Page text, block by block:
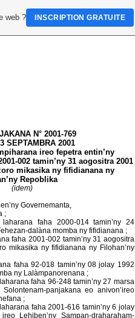
N° 2001-769
SEPTAMBRA 2001
ireo fepetra entin’ny
002 tamin’ny 31 aogositra 2001
mikasika ny fifidianana ny
Repoblika
(idem)
Governemanta,
;
faha 2000-014 tamin’ny 24
dalàna momba ny fifidianana ;
faha 2001-002 tamin’ny 31 aogositra
mikasika ny fifidianana ny Filohan’ny
faha 92-018 tamin’ny 08 jolay 1992
ny Lalàmpanorenana ;
faha 96-248 tamin’ny 27 marsa
panjakana eo anivon’ireo
;
faha 2001-616 tamin’ny 6 jolay
Lehiben’ny Sampan-draharaham-
web ? INSCRIPTION GRATUITE